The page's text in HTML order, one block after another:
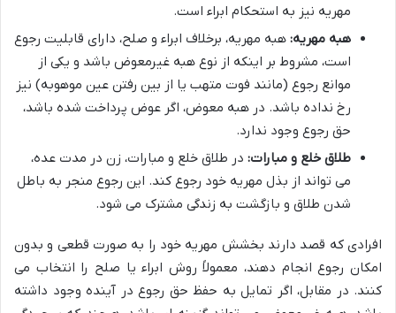
مهریه نیز به استحکام ابراء است.
هبه مهریه: هبه مهریه، برخلاف ابراء و صلح، دارای قابلیت رجوع
است، مشروط بر اینکه از نوع هبه غیرمعوض باشد و یکی از
موانع رجوع (مانند فوت متهب یا از بین رفتن عین موهوبه) نیز
رخ نداده باشد. در هبه معوض، اگر عوض پرداخت شده باشد،
حق رجوع وجود ندارد.
طلاق خلع و مبارات: در طلاق خلع و مبارات، زن در مدت عده،
می تواند از بذل مهریه خود رجوع کند. این رجوع منجر به باطل
شدن طلاق و بازگشت به زندگی مشترک می شود.
افرادی که قصد دارند بخشش مهریه خود را به صورت قطعی و بدون
امکان رجوع انجام دهند، معمولاً روش ابراء یا صلح را انتخاب می
کنند. در مقابل، اگر تمایل به حفظ حق رجوع در آینده وجود داشته